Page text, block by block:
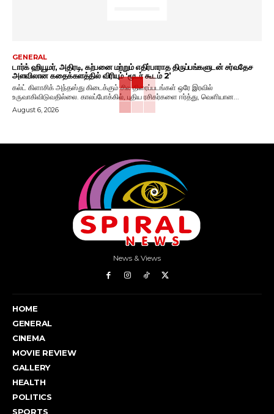
GENERAL
டார்க் ஹியூமர், அதிரடி, கற்பனை மற்றும் எதிர்பாராத திருப்பங்களுடன் சர்வதேச
அளவிலான கதைக்களத்தில் விரியும் ‘மூடர் கூடம் 2’
கல்ட் கிளாசிக் அந்தஸ்து கிடைக்கும் சில திரைப்படங்கள் ஒரே இரவில்
உருவாகிவிடுவதில்லை. காலப்போக்கில், புதிய ரசிகர்களை ஈர்த்து, வெளியான...
August 6, 2026
News & Views
HOME
GENERAL
CINEMA
MOVIE REVIEW
GALLERY
HEALTH
POLITICS
SPORTS